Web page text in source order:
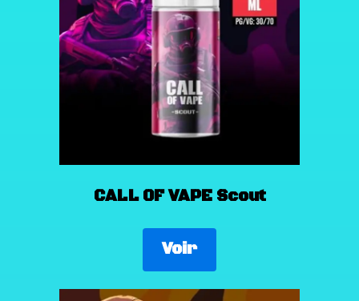
CALL OF VAPE Scout
Voir